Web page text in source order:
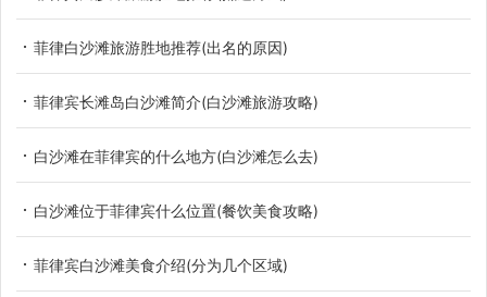
菲律白沙滩旅游胜地推荐(出名的原因)
菲律宾长滩岛白沙滩简介(白沙滩旅游攻略)
白沙滩在菲律宾的什么地方(白沙滩怎么去)
白沙滩位于菲律宾什么位置(餐饮美食攻略)
菲律宾白沙滩美食介绍(分为几个区域)